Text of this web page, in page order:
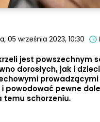
05 września 2023, 10:30
jest powszechnym
dorosłych, jak i
prowadzącymi
powodować pewne
temu schorzeniu.